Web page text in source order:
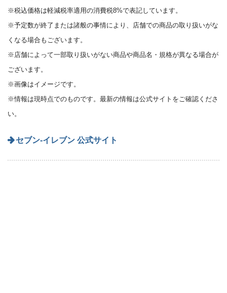
※税込価格は軽減税率適用の消費税8%で表記しています。
※予定数が終了または諸般の事情により、店舗での商品の取り扱いがな
くなる場合もございます。
※店舗によって一部取り扱いがない商品や商品名・規格が異なる場合が
ございます。
※画像はイメージです。
※情報は現時点でのものです。最新の情報は公式サイトをご確認くださ
い。
セブン‐イレブン 公式サイト